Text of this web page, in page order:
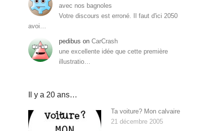
avec nos bagnoles
Votre discours est erroné. Il faut d'ici 2050
avoi…
pedibus on CarCrash
une excellente idée que cette première
illustratio…
Il y a 20 ans…
Ta voiture? Mon calvaire
21 décembre 2005